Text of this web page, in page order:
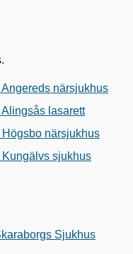
närsjukhus
lasarett
närsjukhus
sjukhus
Sjukhus